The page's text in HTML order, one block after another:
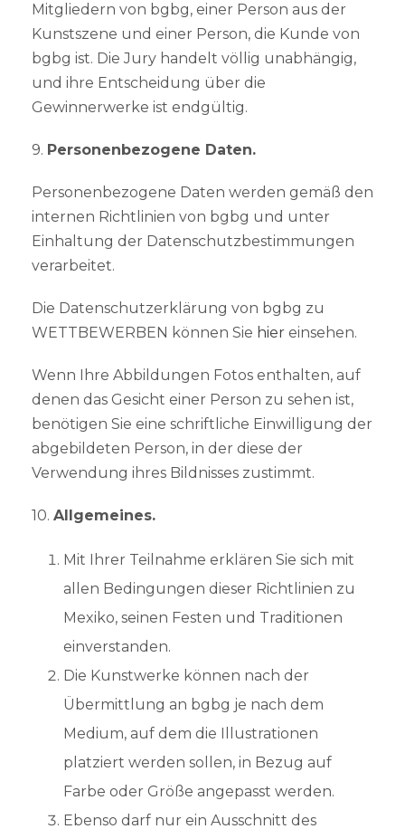
Mitgliedern von bgbg, einer Person aus der
Kunstszene und einer Person, die Kunde von
bgbg ist. Die Jury handelt völlig unabhängig,
und ihre Entscheidung über die
Gewinnerwerke ist endgültig.
9. Personenbezogene Daten.
Personenbezogene Daten werden gemäß den
internen Richtlinien von bgbg und unter
Einhaltung der Datenschutzbestimmungen
verarbeitet.
Die Datenschutzerklärung von bgbg zu
WETTBEWERBEN können Sie hier einsehen.
Wenn Ihre Abbildungen Fotos enthalten, auf
denen das Gesicht einer Person zu sehen ist,
benötigen Sie eine schriftliche Einwilligung der
abgebildeten Person, in der diese der
Verwendung ihres Bildnisses zustimmt.
10. Allgemeines.
Mit Ihrer Teilnahme erklären Sie sich mit
allen Bedingungen dieser Richtlinien zu
Mexiko, seinen Festen und Traditionen
einverstanden.
Die Kunstwerke können nach der
Übermittlung an bgbg je nach dem
Medium, auf dem die Illustrationen
platziert werden sollen, in Bezug auf
Farbe oder Größe angepasst werden.
Ebenso darf nur ein Ausschnitt des